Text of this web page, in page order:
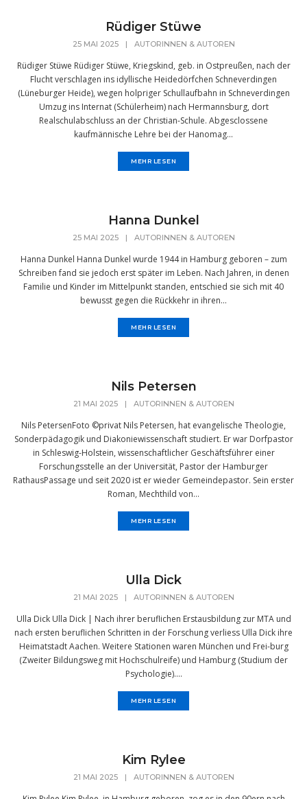
Rüdiger Stüwe
25 MAI 2025 | AUTORINNEN & AUTOREN
Rüdiger Stüwe Rüdiger Stüwe, Kriegskind, geb. in Ostpreußen, nach der
Flucht verschlagen ins idyllische Heidedörfchen Schneverdingen
(Lüneburger Heide), wegen holpriger Schullaufbahn in Schneverdingen
Umzug ins Internat (Schülerheim) nach Hermannsburg, dort
Realschulabschluss an der Christian-Schule. Abgesclossene
kaufmännische Lehre bei der Hanomag...
MEHR LESEN
Hanna Dunkel
25 MAI 2025 | AUTORINNEN & AUTOREN
Hanna Dunkel Hanna Dunkel wurde 1944 in Hamburg geboren – zum
Schreiben fand sie jedoch erst später im Leben. Nach Jahren, in denen
Familie und Kinder im Mittelpunkt standen, entschied sie sich mit 40
bewusst gegen die Rückkehr in ihren...
MEHR LESEN
Nils Petersen
21 MAI 2025 | AUTORINNEN & AUTOREN
Nils PetersenFoto ©️privat Nils Petersen, hat evangelische Theologie,
Sonderpädagogik und Diakoniewissenschaft studiert. Er war Dorfpastor
in Schleswig-Holstein, wissenschaftlicher Geschäftsführer einer
Forschungsstelle an der Universität, Pastor der Hamburger
RathausPassage und seit 2020 ist er wieder Gemeindepastor. Sein erster
Roman, Mechthild von...
MEHR LESEN
Ulla Dick
21 MAI 2025 | AUTORINNEN & AUTOREN
Ulla Dick Ulla Dick | Nach ihrer beruflichen Erstausbildung zur MTA und
nach ersten beruflichen Schritten in der Forschung verliess Ulla Dick ihre
Heimatstadt Aachen. Weitere Stationen waren München und Frei-burg
(Zweiter Bildungsweg mit Hochschulreife) und Hamburg (Studium der
Psychologie)....
MEHR LESEN
Kim Rylee
21 MAI 2025 | AUTORINNEN & AUTOREN